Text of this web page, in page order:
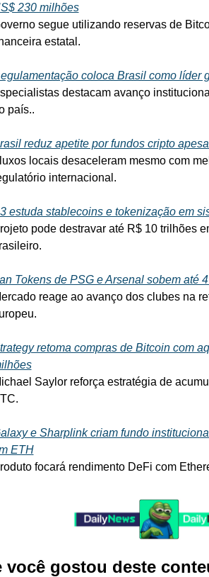
230 milhões
segue utilizando reservas de
estatal.
coloca Brasil como líder
destacam avanço
país..
reduz apetite por fundos cripto
locais desaceleram mesmo com
internacional.
estuda stablecoins e tokenização em
pode destravar até R$ 10 trilhões
Tokens de PSG e Arsenal sobem até
reage ao avanço dos clubes na
retoma compras de Bitcoin com
Saylor reforça estratégia de
e Sharplink criam fundo
ETH
focará rendimento DeFi com
você gostou deste